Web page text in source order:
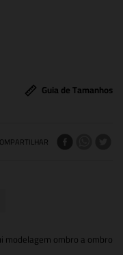
Guia de Tamanhos
modelagem ombro a ombro